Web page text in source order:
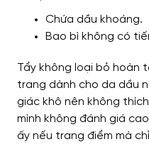
Chứa dầu khoáng.
Bao bì không có
Tẩy không loại bỏ hoàn
trang dành cho da dầu
giác khô nên không
mình không đánh giá
ấy nếu trang điểm mà